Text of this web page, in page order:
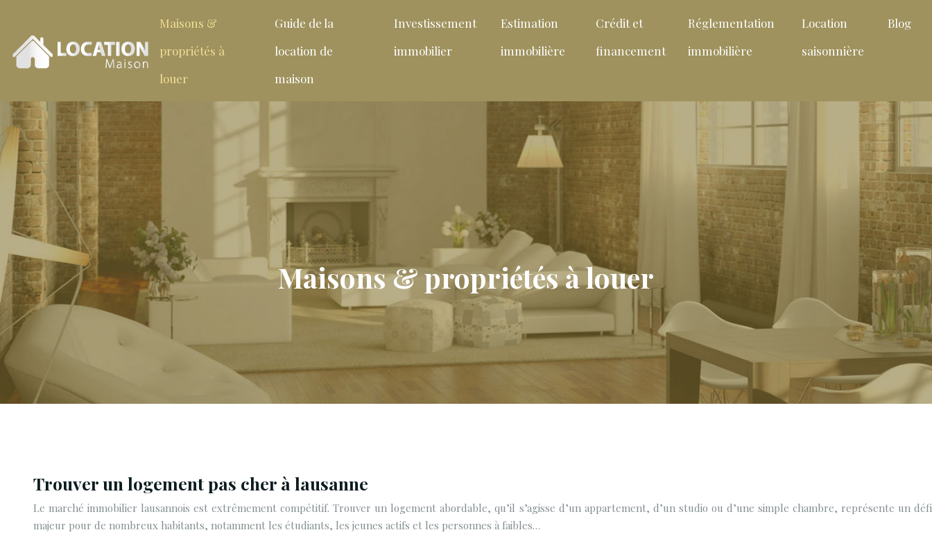
Maisons &
propriétés à
louer
Guide de la
location de
maison
Investissement
immobilier
Estimation
immobilière
Crédit et
financement
Réglementation
immobilière
Location
saisonnière
Blog
Maisons & propriétés à louer
Trouver un logement pas cher à lausanne
Le marché immobilier lausannois est extrêmement compétitif. Trouver un logement abordable, qu’il s’agisse d’un appartement, d’un studio ou d’une simple chambre, représente un défi
majeur pour de nombreux habitants, notamment les étudiants, les jeunes actifs et les personnes à faibles…